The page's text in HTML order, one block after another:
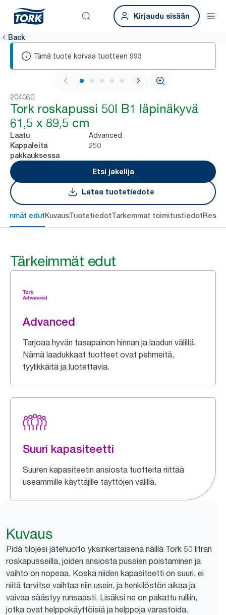
Kirjaudu sisään
Back
Tämä tuote korvaa tuotteen 993
1 / 6
204060
Tork roskapussi 50l B1 läpinäkyvä
61,5 x 89,5 cm
Laatu Advanced
Kappaleita
pakkauksessa
250
Etsi jakelija
Lataa tuotetiedote
edutKuvausTuotetiedotTarkemmat toimitustiedot
Tärkeimmät edut
Advanced
Tarjoaa hyvän tasapainon hinnan ja laadun välillä.
Nämä laadukkaat tuotteet ovat pehmeitä,
tyylikkäitä ja luotettavia.
Suuri kapasiteetti
Suuren kapasiteetin ansiosta tuotteita riittää
useammille käyttäjille täyttöjen välillä.
Kuvaus
Pidä tilojesi jätehuolto yksinkertaisena näillä Tork 50 litran
roskapusseilla, joiden ansiosta pussien poistaminen ja
vaihto on nopeaa. Koska niiden kapasiteetti on suuri, ei
niitä tarvitse vaihtaa niin usein, ja henkilöstön aikaa ja
vaivaa säästyy runsaasti. Lisäksi ne on pakattu rulliin,
jotka ovat helppokäyttöisiä ja helppoja varastoida.